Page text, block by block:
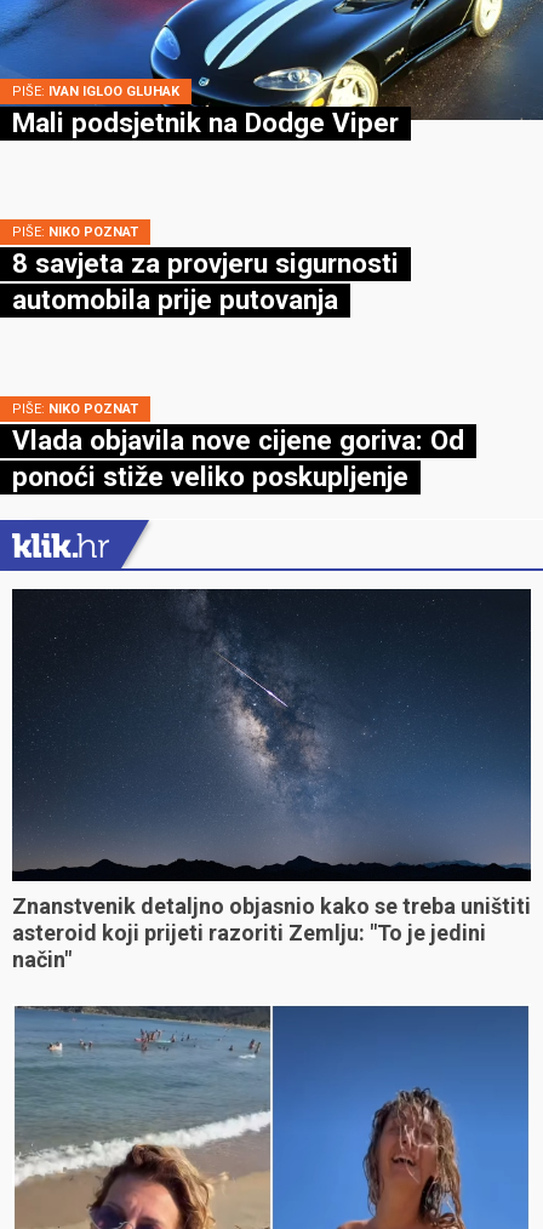
PIŠE: IVAN IGLOO GLUHAK
Mali podsjetnik na Dodge Viper
PIŠE: NIKO POZNAT
8 savjeta za provjeru sigurnosti
automobila prije putovanja
PIŠE: NIKO POZNAT
Vlada objavila nove cijene goriva: Od
ponoći stiže veliko poskupljenje
Znanstvenik detaljno objasnio kako se treba uništiti
asteroid koji prijeti razoriti Zemlju: "To je jedini
način"